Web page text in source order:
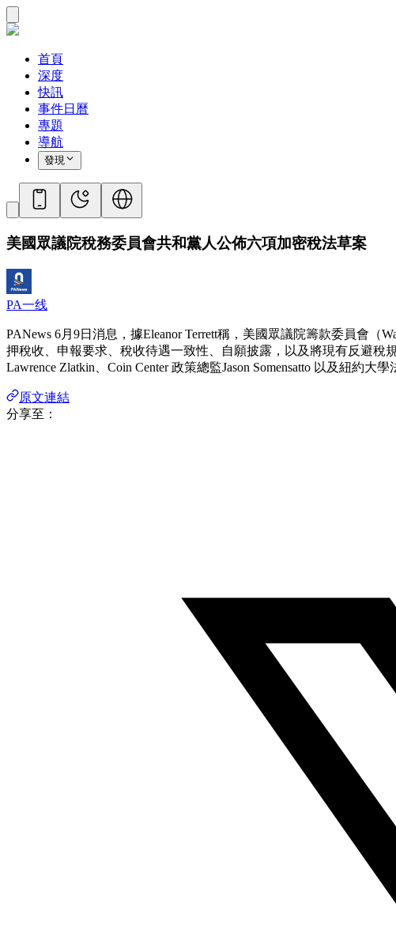
首頁
深度
快訊
事件日曆
專題
導航
發現
美國眾議院稅務委員會共和黨人公佈六項加密稅法草案
PA一线
PANews 6月9日消息，據Eleanor Terrett稱，美國眾議院籌款委員會（
押稅收、申報要求、稅收待遇一致性、自願披露，以及將現有反避稅
Lawrence Zlatkin、Coin Center 政策總監Jason Somensatto 以及紐約大
原文連結
分享至：